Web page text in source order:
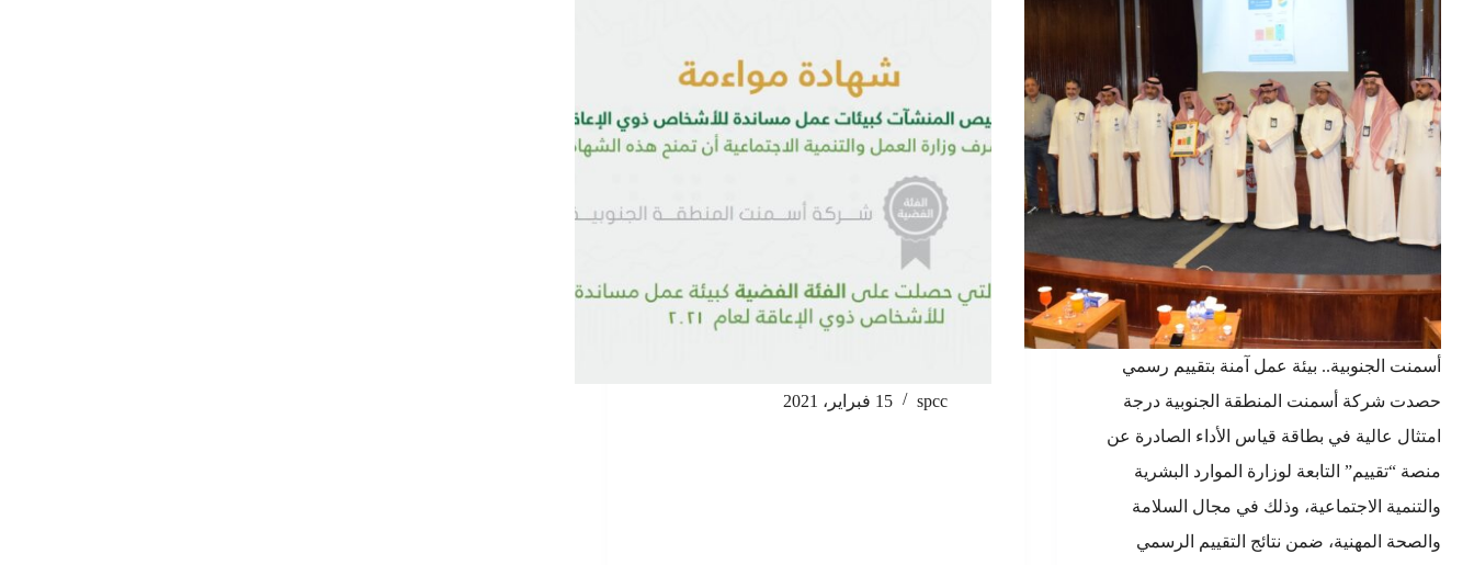
أسمنت الجنوبية.. بيئة عمل آمنة بتقييم رسمي
حصدت شركة أسمنت المنطقة الجنوبية درجة
امتثال عالية في بطاقة قياس الأداء الصادرة عن
منصة “تقييم” التابعة لوزارة الموارد البشرية
والتنمية الاجتماعية، وذلك في مجال السلامة
والصحة المهنية، ضمن نتائج التقييم الرسمي
spcc 15 فبراير، 2021